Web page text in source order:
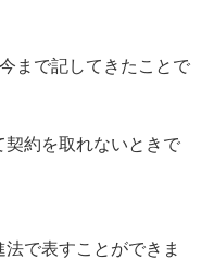
まで記してきたことで
契約を取れないときで
で表すことができま